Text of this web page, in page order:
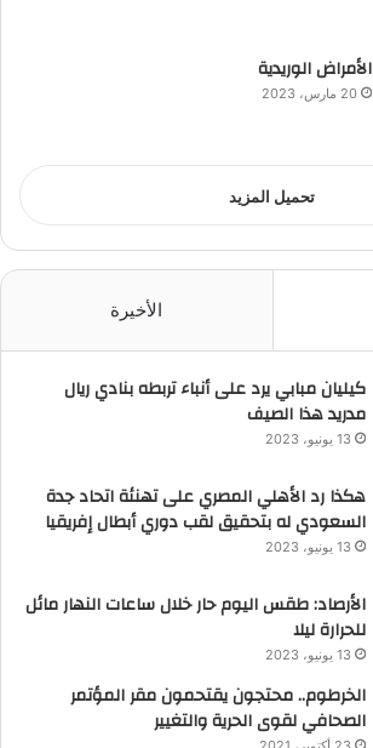
الأمراض الوريدية
20 مارس، 2023
تحميل المزيد
الأخيرة
كيليان مبابي يرد على أنباء تربطه بنادي ريال
مدريد هذا الصيف
13 يونيو، 2023
هكذا رد الأهلي المصري على تهنئة اتحاد جدة
السعودي له بتحقيق لقب دوري أبطال إفريقيا
13 يونيو، 2023
الأرصاد: طقس اليوم حار خلال ساعات النهار مائل
للحرارة ليلا
13 يونيو، 2023
الخرطوم.. محتجون يقتحمون مقر المؤتمر
الصحافي لقوى الحرية والتغيير